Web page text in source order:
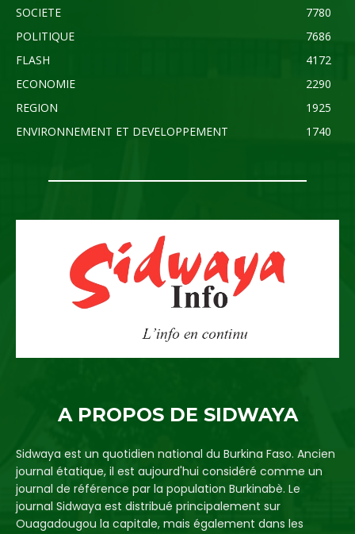
SOCIETE
7780
POLITIQUE
7686
FLASH
4172
ECONOMIE
2290
REGION
1925
ENVIRONNEMENT ET DEVELOPPEMENT
1740
A PROPOS DE SIDWAYA
Sidwaya est un quotidien national du Burkina Faso. Ancien
journal étatique, il est aujourd'hui considéré comme un
journal de référence par la population Burkinabè. Le
journal Sidwaya est distribué principalement sur
Ouagadougou la capitale, mais également dans les